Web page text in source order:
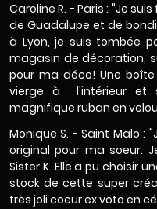
Caroline R. - Paris : "Je
de Guadalupe et de
à Lyon, je suis tombée
magasin de décoration,
pour ma déco! Une
vierge à l'intérieur et
magnifique ruban en
Monique S. - Saint Malo :
original pour ma soeur.
Sister K. Elle a pu choisir
stock de cette super
très joli coeur ex voto en